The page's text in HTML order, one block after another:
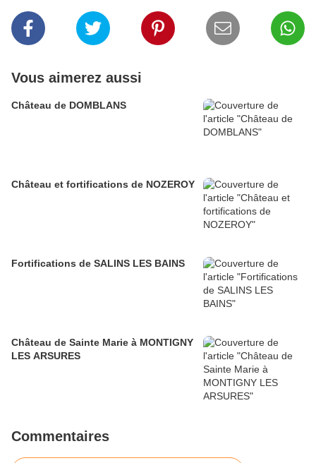
Vous aimerez aussi
Château de DOMBLANS
Château et fortifications de NOZEROY
Fortifications de SALINS LES BAINS
Château de Sainte Marie à MONTIGNY
LES ARSURES
Commentaires